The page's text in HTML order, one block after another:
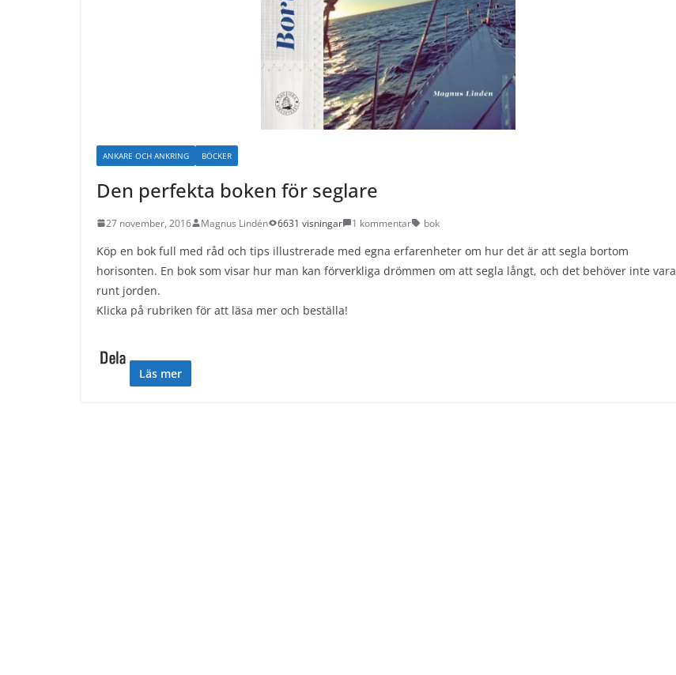
ANKARE OCH ANKRING BÖCKER
Den perfekta boken för seglare
27 november, 2016 Magnus Lindén 6631 visningar 1 kommentar bok
Köp en bok full med råd och tips illustrerade med egna erfarenheter om hur det är att segla bortom
horisonten. En bok som visar hur man kan förverkliga drömmen om att segla långt, och det behöver inte vara
runt jorden.
Klicka på rubriken för att läsa mer och beställa!
Läs mer